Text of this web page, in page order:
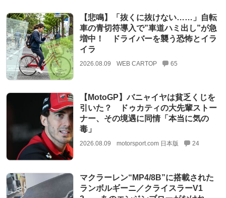
【悲鳴】「抜くに抜けない……」自転
車の青切符導入で”車道ハミ出し”が急
増中！ ドライバーを襲う恐怖とイラ
イラ
2026.08.09 WEB CARTOP 65
【MotoGP】バニャイヤは貧乏くじを
引いた？ ドゥカティの大先輩ストー
ナー、その境遇に同情「本当に気の
毒」
2026.08.09 motorsport.com 日本版 24
マクラーレン“MP4/8B”に搭載された
ランボルギーニ／クライスラーV1